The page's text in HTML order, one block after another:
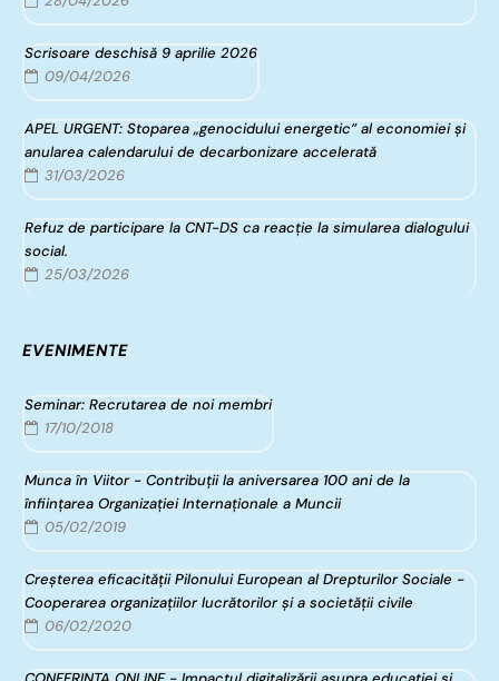
Scrisoare deschisă 9 aprilie 2026
09/04/2026
APEL URGENT: Stoparea „genocidului energetic” al economiei și
anularea calendarului de decarbonizare accelerată
31/03/2026
Refuz de participare la CNT-DS ca reacție la simularea dialogului
social.
25/03/2026
EVENIMENTE
Seminar: Recrutarea de noi membri
17/10/2018
Munca în Viitor - Contribuții la aniversarea 100 ani de la
înfiinţarea Organizaţiei Internaţionale a Muncii
05/02/2019
Creșterea eficacității Pilonului European al Drepturilor Sociale -
Cooperarea organizațiilor lucrătorilor și a societății civile
06/02/2020